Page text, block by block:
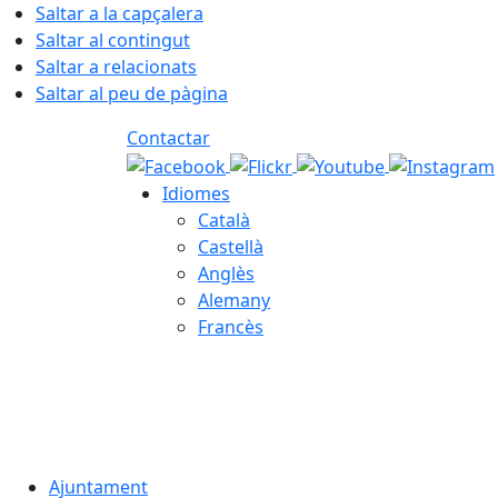
Saltar a la capçalera
Saltar al contingut
Saltar a relacionats
Saltar al peu de pàgina
Contactar
Idiomes
Català
Castellà
Anglès
Alemany
Francès
Ajuntament